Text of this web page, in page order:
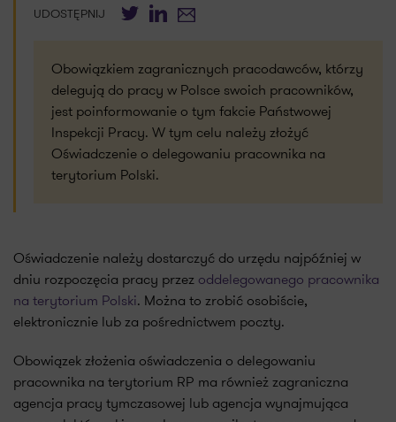
UDOSTĘPNIJ TwitterLinkedIn
E-mail
Obowiązkiem zagranicznych pracodawców, którzy
delegują do pracy w Polsce swoich pracowników,
jest poinformowanie o tym fakcie Państwowej
Inspekcji Pracy. W tym celu należy złożyć
Oświadczenie o delegowaniu pracownika na
terytorium Polski.
Oświadczenie należy dostarczyć do urzędu najpóźniej w
dniu rozpoczęcia pracy przez oddelegowanego pracownika
na terytorium Polski. Można to zrobić osobiście,
elektronicznie lub za pośrednictwem poczty.
Obowiązek złożenia oświadczenia o delegowaniu
pracownika na terytorium RP ma również zagraniczna
agencja pracy tymczasowej lub agencja wynajmująca